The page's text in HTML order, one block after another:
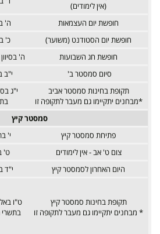
(אין לימודים)
חופשת יום העצמאות ה'
חופשת יום הסטודנט (משוער)
כ'
חופשת חג השבועות
ה'
סיום סמסטר ב'
י"ב
תקופת בחינות סמסטר אביב
*מבחנים יתקיימו גם מעבר לתקופה זו
י"ג
סמסטר קיץ
פתיחת סמסטר קיץ
י'
צום ט' אב - אין לימודים
ט'
היום האחרון לסמסטר קיץ
י"ד
תקופת בחינות סמסטר קיץ
* מבחנים יתקיימו גם מעבר לתקופה זו
ט"ו